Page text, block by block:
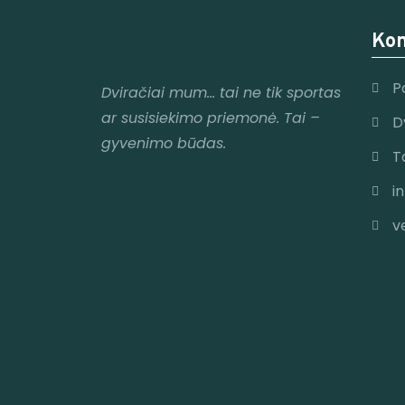
Dviračiai mum… tai ne tik sportas
ar susisiekimo priemonė. Tai –
gyvenimo būdas.